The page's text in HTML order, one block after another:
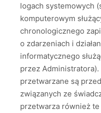
logach systemowych
komputerowym
chronologicznego
o zdarzeniach i
informatycznego
przez
przetwarzane są
związanych ze
przetwarza również